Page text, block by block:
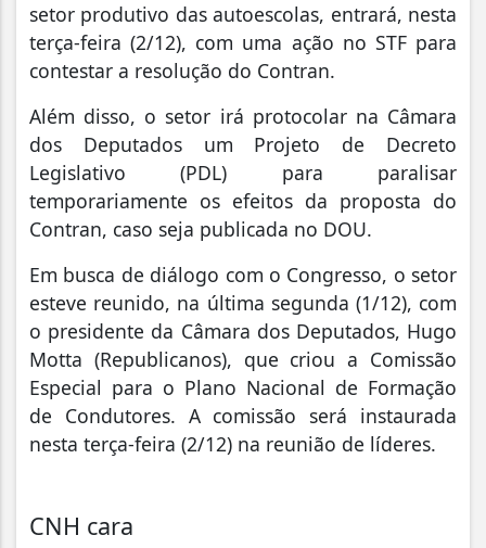
setor produtivo das autoescolas, entrará, nesta
terça-feira (2/12), com uma ação no STF para
contestar a resolução do Contran.
Além disso, o setor irá protocolar na Câmara
dos Deputados um Projeto de Decreto
Legislativo (PDL) para paralisar
temporariamente os efeitos da proposta do
Contran, caso seja publicada no DOU.
Em busca de diálogo com o Congresso, o setor
esteve reunido, na última segunda (1/12), com
o presidente da Câmara dos Deputados, Hugo
Motta (Republicanos), que criou a Comissão
Especial para o Plano Nacional de Formação
de Condutores. A comissão será instaurada
nesta terça-feira (2/12) na reunião de líderes.
CNH cara